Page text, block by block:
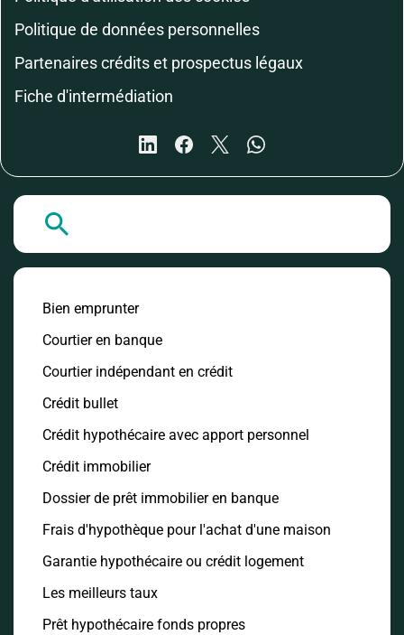
Politique de données personnelles
Partenaires crédits et prospectus légaux
Fiche d'intermédiation
Bien emprunter
Courtier en banque
Courtier indépendant en crédit
Crédit bullet
Crédit hypothécaire avec apport personnel
Crédit immobilier
Dossier de prêt immobilier en banque
Frais d'hypothèque pour l'achat d'une maison
Garantie hypothécaire ou crédit logement
Les meilleurs taux
Prêt hypothécaire fonds propres